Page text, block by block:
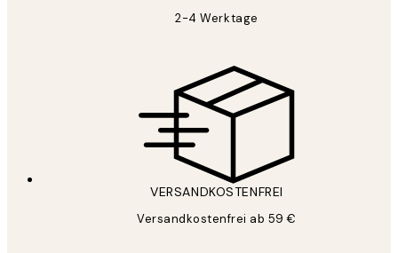
2-4 Werktage
VERSANDKOSTENFREI
Versandkostenfrei ab 59 €